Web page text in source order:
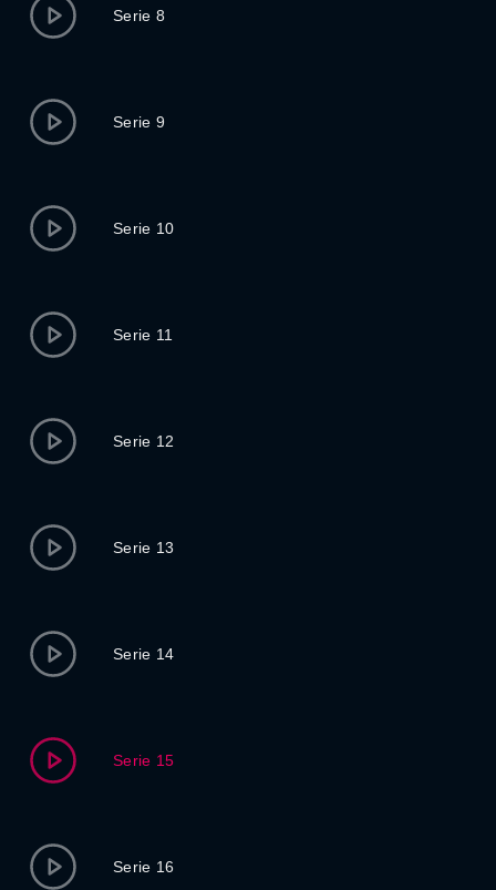
Serie 8
Serie 9
Serie 10
Serie 11
Serie 12
Serie 13
Serie 14
Serie 15
Serie 16